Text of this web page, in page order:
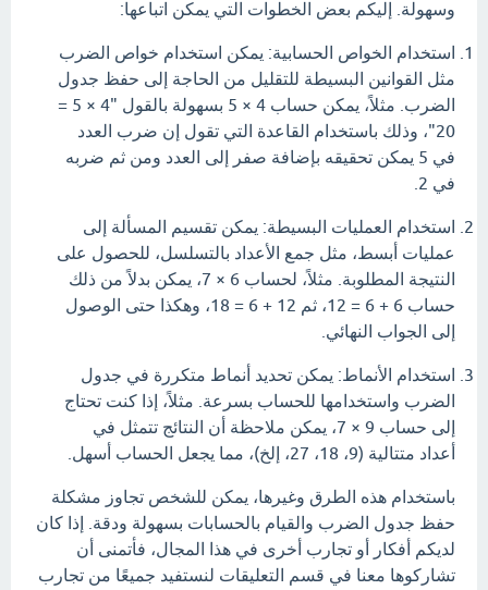
وسهولة. إليكم بعض الخطوات التي يمكن اتباعها:
استخدام الخواص الحسابية: يمكن استخدام خواص الضرب
مثل القوانين البسيطة للتقليل من الحاجة إلى حفظ جدول
الضرب. مثلاً، يمكن حساب 4 × 5 بسهولة بالقول "4 × 5 =
20"، وذلك باستخدام القاعدة التي تقول إن ضرب العدد
في 5 يمكن تحقيقه بإضافة صفر إلى العدد ومن ثم ضربه
في 2.
استخدام العمليات البسيطة: يمكن تقسيم المسألة إلى
عمليات أبسط، مثل جمع الأعداد بالتسلسل، للحصول على
النتيجة المطلوبة. مثلاً، لحساب 6 × 7، يمكن بدلاً من ذلك
حساب 6 + 6 = 12، ثم 12 + 6 = 18، وهكذا حتى الوصول
إلى الجواب النهائي.
استخدام الأنماط: يمكن تحديد أنماط متكررة في جدول
الضرب واستخدامها للحساب بسرعة. مثلاً، إذا كنت تحتاج
إلى حساب 9 × 7، يمكن ملاحظة أن النتائج تتمثل في
أعداد متتالية (9، 18، 27، إلخ)، مما يجعل الحساب أسهل.
باستخدام هذه الطرق وغيرها، يمكن للشخص تجاوز مشكلة
حفظ جدول الضرب والقيام بالحسابات بسهولة ودقة. إذا كان
لديكم أفكار أو تجارب أخرى في هذا المجال، فأتمنى أن
تشاركوها معنا في قسم التعليقات لنستفيد جميعًا من تجارب